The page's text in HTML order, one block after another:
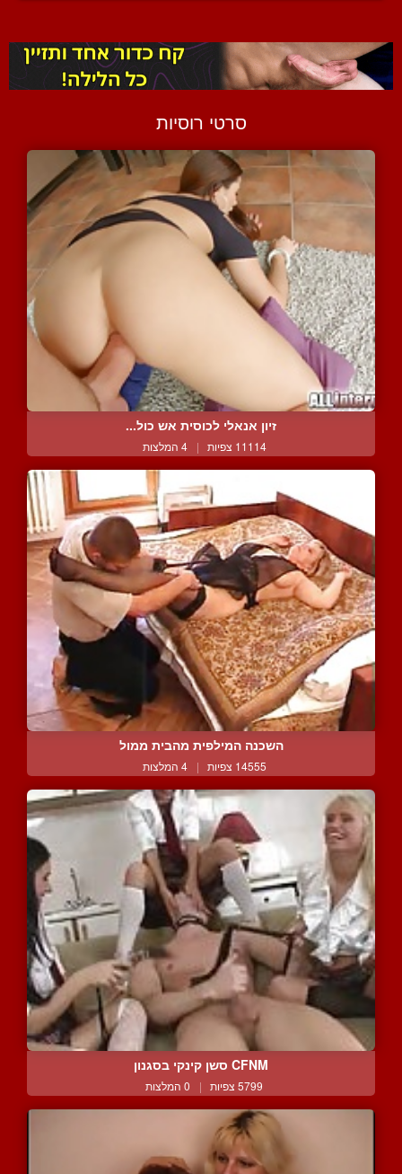
סרטי רוסיות
זיון אנאלי לכוסית אש כול...
11114 צפיות | 4 המלצות
השכנה המילפית מהבית ממול
14555 צפיות | 4 המלצות
CFNM סשן קינקי בסגנון
5799 צפיות | 0 המלצות